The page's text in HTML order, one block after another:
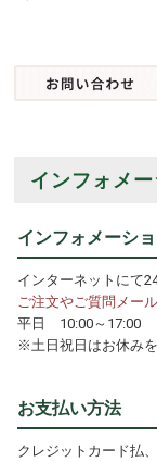
インフォメ
インフォメーシ
インターネットにて
ご注文やご質問メー
平日 10:00～17:00
※土日祝日はお休み
お支払い方法
クレジットカード払